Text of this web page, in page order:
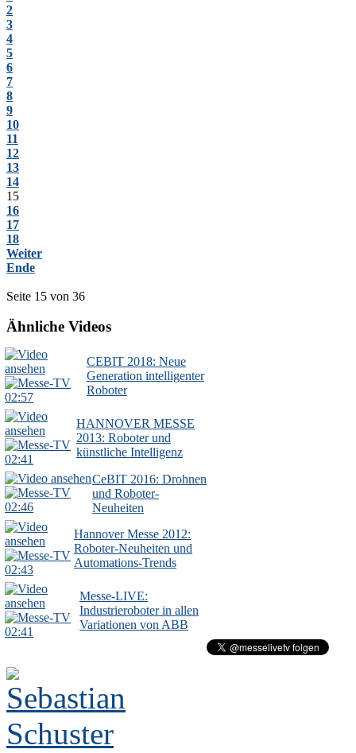
2
3
4
5
6
7
8
9
10
11
12
13
14
15
16
17
18
Weiter
Ende
Seite 15 von 36
Ähnliche Videos
02:57
CEBIT 2018: Neue
Generation intelligenter
Roboter
02:41
HANNOVER MESSE
2013: Roboter und
künstliche Intelligenz
02:46
CeBIT 2016: Drohnen
und Roboter-
Neuheiten
02:43
Hannover Messe 2012:
Roboter-Neuheiten und
Automations-Trends
02:41
Messe-LIVE:
Industrieroboter in allen
Variationen von ABB